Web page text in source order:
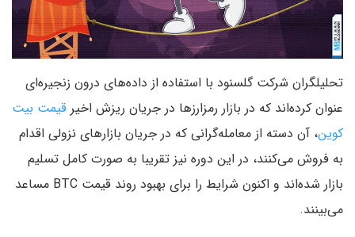
تحلیلگران شرکت گلسنود با استفاده از داده‌های درون زنجیره‌ای
عنوان کرده‌اند که در بازار رمزارزها در جریان ریزش اخیر قیمت بیت
کوین، آن دسته از معامله‌گرانی که در جریان بازارهای نزولی اقدام
به فروش می‌کنند، در این دوره نیز تقریبا به صورت کامل تسلیم
بازار شده‌اند و اکنون شرایط را برای بهبود روند قیمت BTC مساعد
می‌بینند.